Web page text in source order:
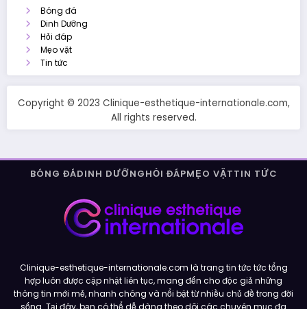
Bóng đá
Dinh Dưỡng
Hỏi đáp
Mẹo vặt
Tin tức
Copyright © 2023 Clinique-esthetique-internationale.com,
All rights reserved.
BÓNG ĐÁDINH DƯỠNGHỎI ĐÁPMẸO VẶTTIN TỨC
Clinique-esthetique-internationale.com là trang tin tức tức tổng
hợp luôn được cập nhật liên tục, mang đến cho độc giả những
thông tin mới mẻ, nhanh chóng và nổi bật từ nhiều chủ đề trong đời